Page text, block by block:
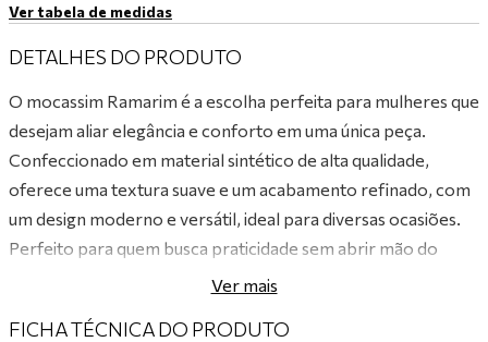
Ver tabela de medidas
DETALHES DO PRODUTO
O mocassim Ramarim é a escolha perfeita para mulheres que
desejam aliar elegância e conforto em uma única peça.
Confeccionado em material sintético de alta qualidade,
oferece uma textura suave e um acabamento refinado, com
um design moderno e versátil, ideal para diversas ocasiões.
Perfeito para quem busca praticidade sem abrir mão do
estilo, esse mocassim é a opção ideal para mulheres que
Ver mais
FICHA TÉCNICA DO PRODUTO